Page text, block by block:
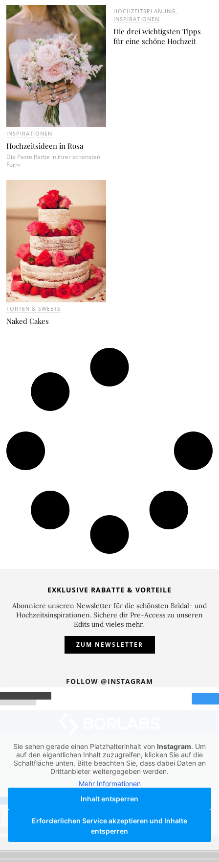
INSPIRATIONEN
Hochzeitsideen in Rosa
Die Pastellfarbe in ihrer schönsten
Form
HOCHZEITSPLANUNG
INSPIRATIONEN
Die drei wichtigsten Tipps
für eine schöne Hochzeit
TORTEN & SWEETS
Naked Cakes
EXKLUSIVE RABATTE & VORTEILE
Abonniere unseren Newsletter für die schönsten Bridal- und
Hochzeitsinspirationen. Sichere dir Pre-Access zu unseren
Edits und vieles mehr.
ZUM NEWSLETTER
FOLLOW @INSTAGRAM
Sie sehen gerade einen Platzhalterinhalt von Instagram. Um
auf den eigentlichen Inhalt zuzugreifen, klicken Sie auf die
Schaltfläche unten. Bitte beachten Sie, dass dabei Daten an
Drittanbieter weitergegeben werden.
Mehr Informationen
Inhalt entsperren
Erforderlichen Service akzeptieren und Inhalte
entsperren